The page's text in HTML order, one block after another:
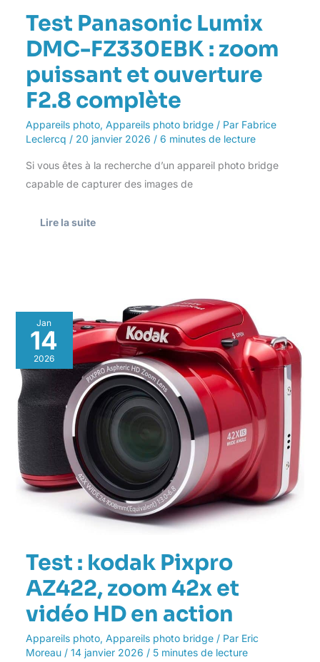
Test Panasonic Lumix
DMC-FZ330EBK : zoom
puissant et ouverture
F2.8 complète
Appareils photo, Appareils photo bridge/ Par Fabrice
Leclercq / 20 janvier 2026 / 6 minutes de lecture
Si vous êtes à la recherche d’un appareil photo bridge
capable de capturer des images de
Lire la suite
Jan
14
2026
Test : kodak Pixpro
AZ422, zoom 42x et
vidéo HD en action
Appareils photo, Appareils photo bridge/ Par Eric
Moreau / 14 janvier 2026 / 5 minutes de lecture
Test
:
kodak
Pixpro
AZ422,
zoom
42x
vidéo
action